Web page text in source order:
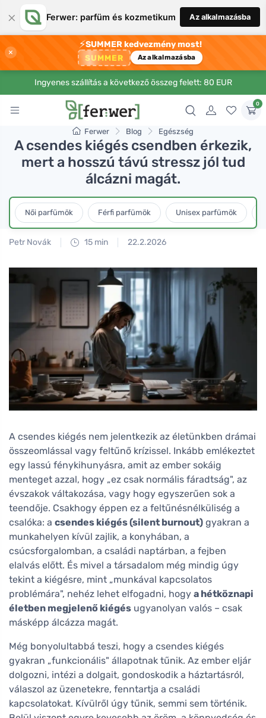
× Ferwer: parfüm és kozmetikum Az alkalmazásba
×
⚡SUMMER kedvezmény most!
SUMMER Az alkalmazásba
Ingyenes szállítás a következő összeg felett: 80 EUR
0
Ferwer Blog Egészség
A csendes kiégés csendben érkezik,
mert a hosszú távú stressz jól tud
álcázni magát.
Női parfümök Férfi parfümök Unisex parfümök
Petr Novák 15 min 22.2.2026
A csendes kiégés nem jelentkezik az életünkben drámai
összeomlással vagy feltűnő krízissel. Inkább emlékeztet
egy lassú fénykihunyásra, amit az ember sokáig
menteget azzal, hogy „ez csak normális fáradtság", az
évszakok váltakozása, vagy hogy egyszerűen sok a
teendője. Csakhogy éppen ez a feltűnésnélküliség a
csalóka: a csendes kiégés (silent burnout) gyakran a
munkahelyen kívül zajlik, a konyhában, a
csúcsforgalomban, a családi naptárban, a fejben
elalvás előtt. És mivel a társadalom még mindig úgy
tekint a kiégésre, mint „munkával kapcsolatos
problémára", nehéz lehet elfogadni, hogy a hétköznapi
életben megjelenő kiégés ugyanolyan valós – csak
másképp álcázza magát.
Még bonyolultabbá teszi, hogy a csendes kiégés
gyakran „funkcionális" állapotnak tűnik. Az ember eljár
dolgozni, intézi a dolgait, gondoskodik a háztartásról,
válaszol az üzenetekre, fenntartja a családi
kapcsolatokat. Kívülről úgy tűnik, semmi sem történik.